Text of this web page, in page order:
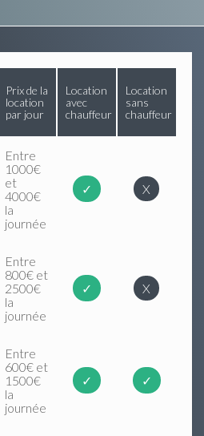
Prix de la
location
par jour
Location
avec
chauffeur
Location
sans
chauffeur
Entre
1000€
et
4000€
la
journée
✓ X
Entre
800€ et
2500€
la
journée
✓ X
Entre
600€ et
1500€
la
journée
✓ ✓